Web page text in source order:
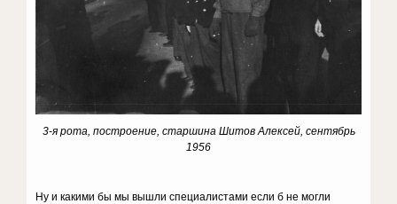
3-я рота, построение, старшина Шитов Алексей, сентябрь
1956
Ну и какими бы мы вышли специалистами если б не могли